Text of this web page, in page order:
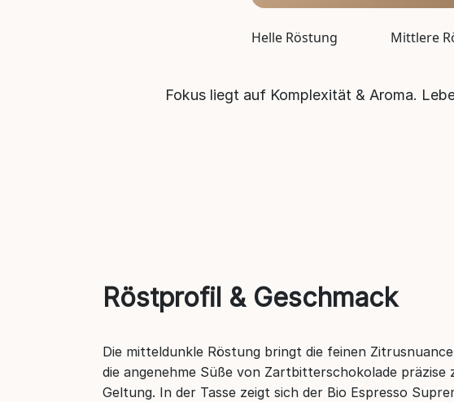
Helle Röstung Mittlere
Fokus liegt auf Komplexität & Aroma.
Röstprofil & Geschmack
Die mitteldunkle Röstung bringt die feinen
die angenehme Süße von Zartbitterschokolade präzise
Geltung. In der Tasse zeigt sich der Bio Espresso